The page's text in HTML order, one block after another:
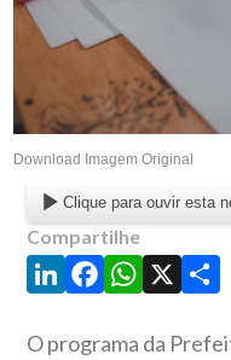
Download Imagem Original
Clique para ouvir esta
Compartilhe
LinkedIn
Facebook
X
O programa da